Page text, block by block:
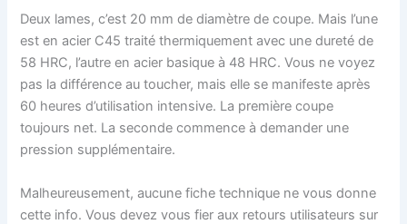
Deux lames, c’est 20 mm de diamètre de coupe. Mais l’une
est en acier C45 traité thermiquement avec une dureté de
58 HRC, l’autre en acier basique à 48 HRC. Vous ne voyez
pas la différence au toucher, mais elle se manifeste après
60 heures d’utilisation intensive. La première coupe
toujours net. La seconde commence à demander une
pression supplémentaire.
Malheureusement, aucune fiche technique ne vous donne
cette info. Vous devez vous fier aux retours utilisateurs sur